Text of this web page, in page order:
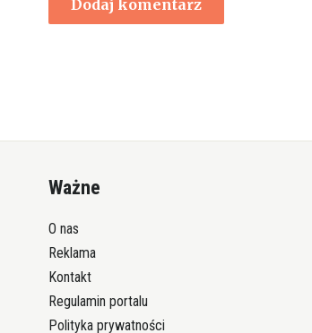
Ważne
O nas
Reklama
Kontakt
Regulamin portalu
Polityka prywatności